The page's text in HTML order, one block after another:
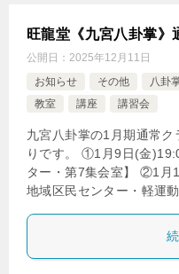
旺龍堂《九宮八卦掌
公開日： 2025年12月11日
お知らせ
その他 八卦
教室
講座 講習会
九宮八卦掌の1月期通常
りです。 ①1月9日(金
ター・第7集会室】 ②1月
地域区民センター・軽運